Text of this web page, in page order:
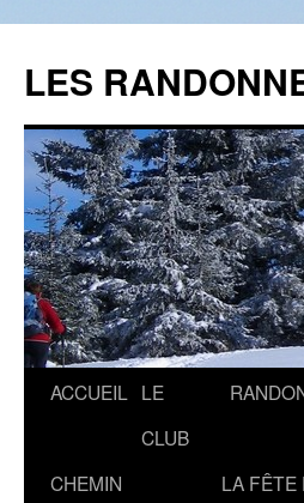
contenu
LES
ACCUEIL LE
CLUB
CHEMIN
LA FÊTE